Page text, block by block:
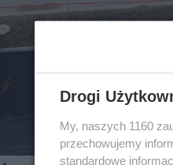
Drogi
My, naszych 1160
przechowujemy
standardowe